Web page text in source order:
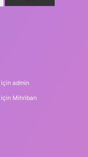
için admin
için Mihriban